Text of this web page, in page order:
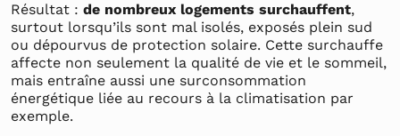
Résultat : de nombreux logements surchauffent,
surtout lorsqu’ils sont mal isolés, exposés plein sud
ou dépourvus de protection solaire. Cette surchauffe
affecte non seulement la qualité de vie et le sommeil,
mais entraîne aussi une surconsommation
énergétique liée au recours à la climatisation par
exemple.